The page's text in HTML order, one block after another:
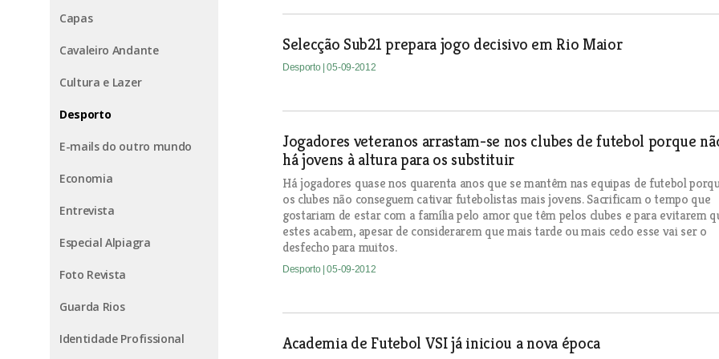
Capas
Cavaleiro Andante
Cultura e Lazer
Desporto
E-mails do outro mundo
Economia
Entrevista
Especial Alpiagra
Foto Revista
Guarda Rios
Identidade Profissional
Selecção Sub21 prepara jogo decisivo em Rio Maior
Desporto | 05-09-2012
Jogadores veteranos arrastam-se nos clubes de futebol porque
há jovens à altura para os substituir
Há jogadores quase nos quarenta anos que se mantêm nas equipas de futebol
os clubes não conseguem cativar futebolistas mais jovens. Sacrificam o tempo que
gostariam de estar com a família pelo amor que têm pelos clubes e para evitarem
estes acabem, apesar de considerarem que mais tarde ou mais cedo esse vai ser o
desfecho para muitos.
Desporto | 05-09-2012
Academia de Futebol VSI já iniciou a nova época